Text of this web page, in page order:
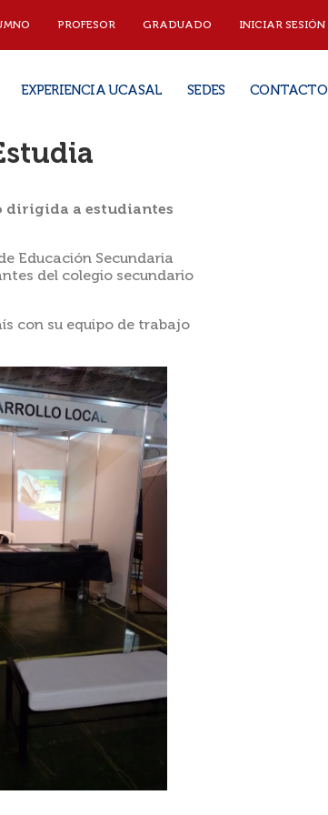
PROFESOR GRADUADO INICIAR SESIÓN
EXPERIENCIA UCASAL SEDES CONTACTO
dirigida a estudiantes
Educación Secundaria
del colegio secundario
con su equipo de trabajo